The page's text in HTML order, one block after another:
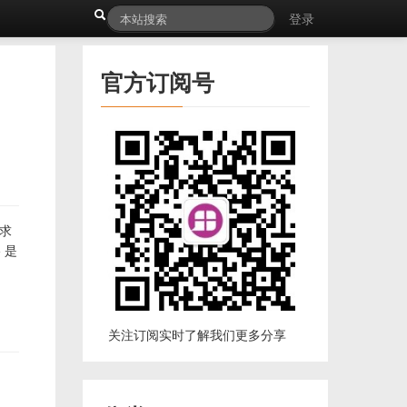
登录
是
官方订阅号
关注订阅实时了解我们更多分享